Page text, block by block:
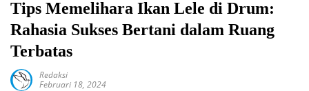
Tips Memelihara Ikan Lele di Drum:
Rahasia Sukses Bertani dalam Ruang
Terbatas
Redaksi
Februari 18, 2024